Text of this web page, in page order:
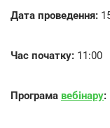
Дата проведення:
Час початку: 11:00
Програма вебінару: